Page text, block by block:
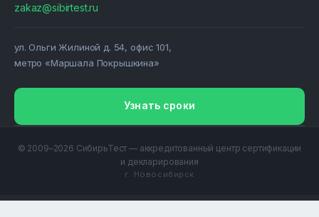
zakaz@sibirtest.ru
ул. Ольги Жилиной д. 54, офис 101,
метро «Маршала Покрышкина»
Узнать сроки
© 2009–2026 СибирьТест — аккредитованный центр сертификации
и декларирования
г. Новосибирск